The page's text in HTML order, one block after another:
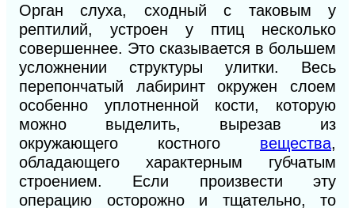
Орган слуха, сходный с таковым у
рептилий, устроен у птиц несколько
совершеннее. Это сказывается в большем
усложнении структуры улитки. Весь
перепончатый лабиринт окружен слоем
особенно уплотненной кости, которую
можно выделить, вырезав из
окружающего костного вещества,
обладающего характерным губчатым
строением. Если произвести эту
операцию осторожно и тщательно, то